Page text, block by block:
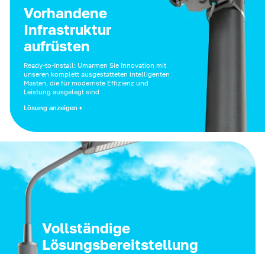
Vorhandene
Infrastruktur
aufrüsten
Ready-to-Install: Umarmen Sie Innovation mit
unseren komplett ausgestatteten intelligenten
Masten, die für modernste Effizienz und
Leistung ausgelegt sind
Lösung anzeigen
Vollständige
Lösungsbereitstellung